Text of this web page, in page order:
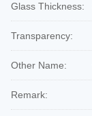
Glass Thickness:
Transparency:
Other Name:
Remark: